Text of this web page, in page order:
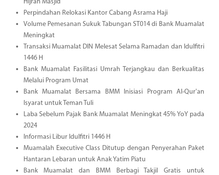
Hijrah Masjid
Perpindahan Relokasi Kantor Cabang Asrama Haji
Volume Pemesanan Sukuk Tabungan ST014 di Bank Muamalat
Meningkat
Transaksi Muamalat DIN Melesat Selama Ramadan dan Idulfitri
1446 H
Bank Muamalat Fasilitasi Umrah Terjangkau dan Berkualitas
Melalui Program Umat
Bank Muamalat Bersama BMM Inisiasi Program Al-Qur'an
Isyarat untuk Teman Tuli
Laba Sebelum Pajak Bank Muamalat Meningkat 45% YoY pada
2024
Informasi Libur Idulfitri 1446 H
Muamalah Executive Class Ditutup dengan Penyerahan Paket
Hantaran Lebaran untuk Anak Yatim Piatu
Bank Muamalat dan BMM Berbagi Takjil Gratis untuk